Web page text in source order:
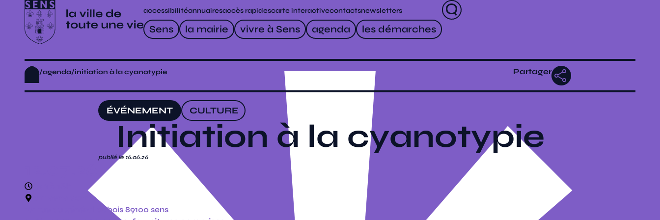
Sens la mairie vivre à Sens agenda les démarches
accessibilitéannuairesaccès rapidescarte interactivecontactsnewsletters
/agenda/initiation à la cyanotypie Partager
ÉVÉNEMENT CULTURE
Initiation à la cyanotypie
publié le 16.06.26
art sens yonne
101 rue du général dubois 89100 sens